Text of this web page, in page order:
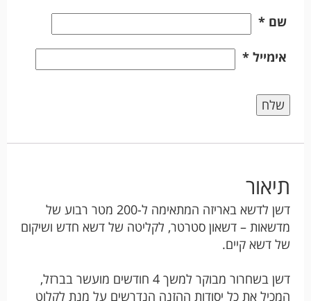
שם *
אימייל *
תיאור
דשן לדשא באריזה המתאימה ל-200 מטר רבוע של
מדשאות – דשאון סטרטר, לקליטה של דשא חדש ושיקום
של דשא קיים.
דשן בשחרור מבוקר למשך 4 חודשים מועשר בברזל,
המכיל את כל יסודות ההזנה הנדרשים על מנת לקלוט